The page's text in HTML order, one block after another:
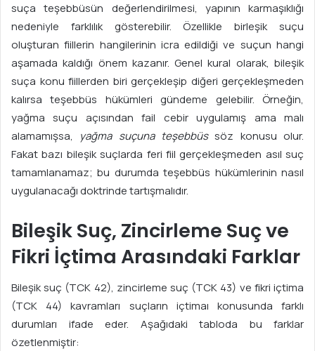
suça teşebbüsün değerlendirilmesi, yapının karmaşıklığı
nedeniyle farklılık gösterebilir. Özellikle birleşik suçu
oluşturan fiillerin hangilerinin icra edildiği ve suçun hangi
aşamada kaldığı önem kazanır. Genel kural olarak, bileşik
suça konu fiillerden biri gerçekleşip diğeri gerçekleşmeden
kalırsa teşebbüs hükümleri gündeme gelebilir. Örneğin,
yağma suçu açısından fail cebir uygulamış ama malı
alamamışsa, yağma suçuna teşebbüssöz konusu olur.
Fakat bazı bileşik suçlarda feri fiil gerçekleşmeden asıl suç
tamamlanamaz; bu durumda teşebbüs hükümlerinin nasıl
uygulanacağı doktrinde tartışmalıdır.
Bileşik Suç, Zincirleme Suç ve
Fikri İçtima Arasındaki Farklar
Bileşik suç (TCK 42), zincirleme suç (TCK 43) ve fikri içtima
(TCK 44) kavramları suçların içtimaı konusunda farklı
durumları ifade eder. Aşağıdaki tabloda bu farklar
özetlenmiştir: